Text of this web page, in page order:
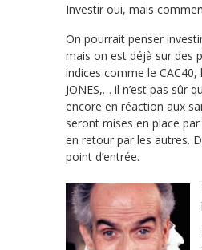
Investir oui, mais
On pourrait penser
mais on est déjà sur des
indices comme le
JONES,… il n’est pas sûr
encore en réaction aux
seront mises en place
en retour par les autres.
point d’entrée.